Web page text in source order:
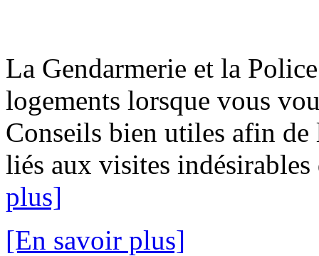
La Gendarmerie et la
logements lorsque vous
Conseils bien utiles afin
liés aux visites
plus]
[En savoir plus]